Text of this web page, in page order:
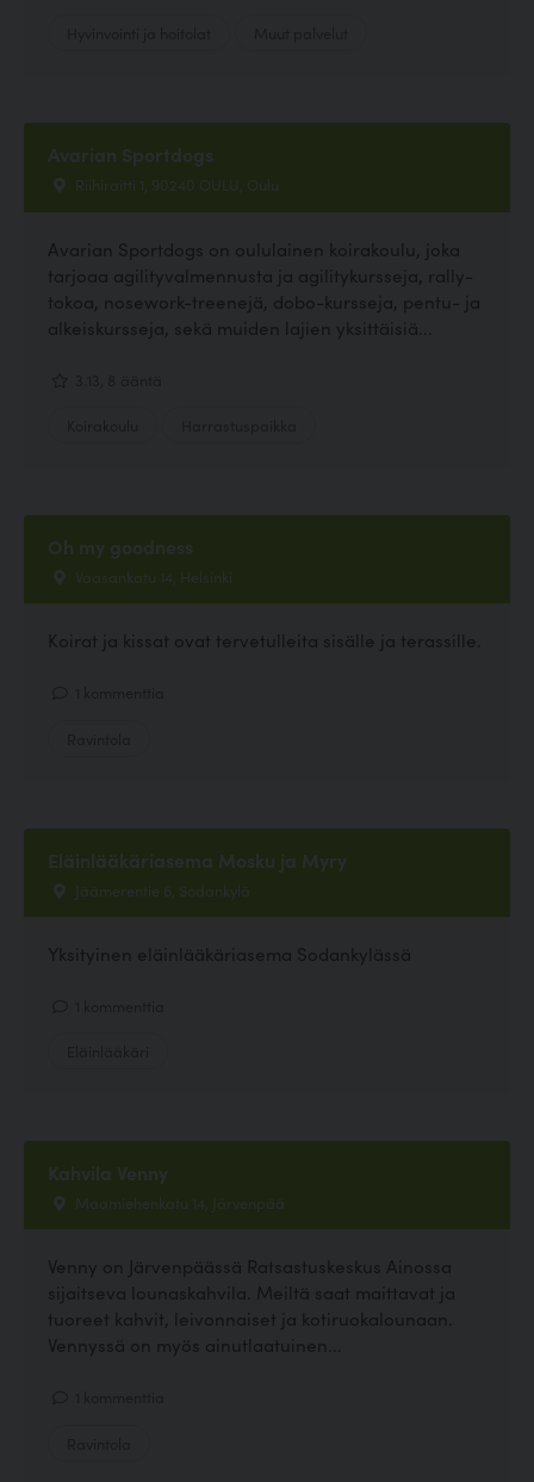
Avarian Sportdogs
Riihiraitti 1, 90240 OULU, Oulu
Avarian Sportdogs on oululainen koirakoulu, joka
tarjoaa agilityvalmennusta ja agilitykursseja, rally-
tokoa, nosework-treenejä, dobo-kursseja, pentu- ja
alkeiskursseja, sekä muiden lajien yksittäisiä...
Oh my goodness
Vaasankatu 14, Helsinki
Koirat ja kissat ovat tervetulleita sisälle ja terassille.
Eläinlääkäriasema Mosku ja Myry
Jäämerentie 6, Sodankylä
Yksityinen eläinlääkäriasema Sodankylässä
Kahvila Venny
Maamiehenkatu 14, Järvenpää
Venny on Järvenpäässä Ratsastuskeskus Ainossa
sijaitseva lounaskahvila. Meiltä saat maittavat ja
tuoreet kahvit, leivonnaiset ja kotiruokalounaan.
Vennyssä on myös ainutlaatuinen...